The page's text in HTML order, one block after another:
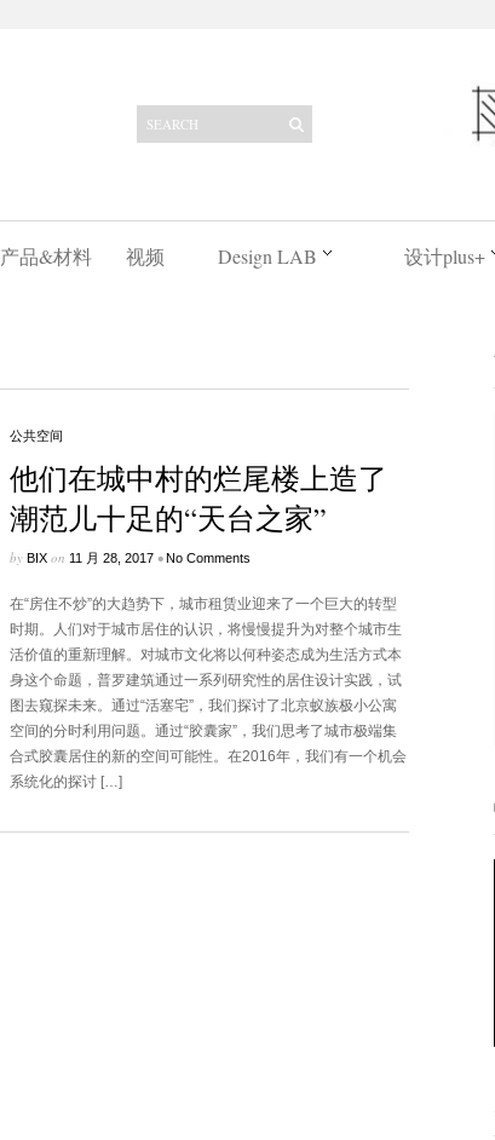
产品&材料 视频 Design LAB 设计plus+
公共空间
他们在城中村的烂尾楼上造了
潮范儿十足的“天台之家”
by BIXon 11 月 28, 2017 •No Comments
在“房住不炒”的大趋势下，城市租赁业迎来了一个巨大的转型
时期。人们对于城市居住的认识，将慢慢提升为对整个城市生
活价值的重新理解。对城市文化将以何种姿态成为生活方式本
身这个命题，普罗建筑通过一系列研究性的居住设计实践，试
图去窥探未来。通过“活塞宅”，我们探讨了北京蚁族极小公寓
空间的分时利用问题。通过“胶囊家”，我们思考了城市极端集
合式胶囊居住的新的空间可能性。在2016年，我们有一个机会
系统化的探讨 […]